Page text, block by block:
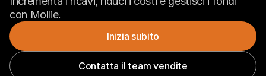
con Mollie.
Inizia subito
Contatta il team vendite